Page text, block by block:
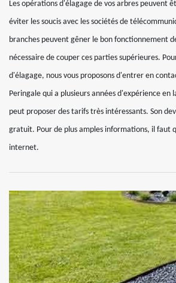
Les opérations d'élagage de vos arbres peuvent
éviter les soucis avec les sociétés de
branches peuvent gêner le bon fonctionnement
nécessaire de couper ces parties supérieures.
d'élagage, nous vous proposons d'entrer en
Peringale qui a plusieurs années d'expérience en
peut proposer des tarifs très intéressants. Son
gratuit. Pour de plus amples informations, il faut
internet.